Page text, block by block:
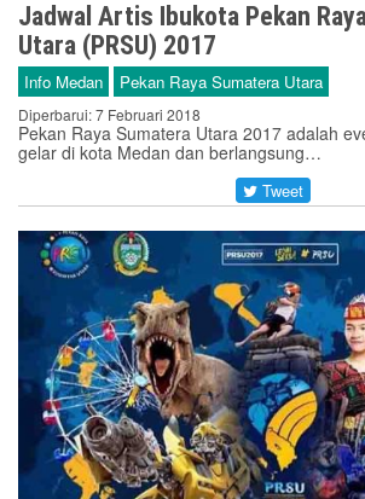
Jadwal Artis Ibukota Pekan
Utara (PRSU) 2017
Info Medan Pekan Raya Sumatera Utara
Diperbarui: 7 Februari 2018
Pekan Raya Sumatera Utara 2017 adalah
gelar di kota Medan dan berlangsung…
Tweet